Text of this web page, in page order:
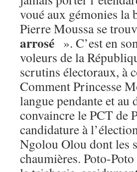
voué aux gémonies la
Pierre Moussa se
arrosé ». C’est en
voleurs de la
scrutins électoraux, à
Comment Princesse
langue pendante et
convaincre le PCT de
candidature à
Ngolou Olou dont les
chaumières. Poto-